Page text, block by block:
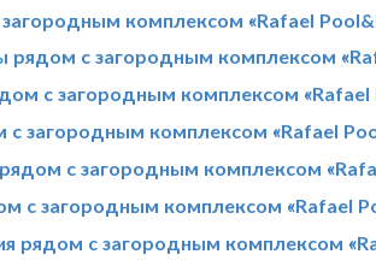
комплексом «Rafael
рядом с загородным комплексом
с загородным комплексом «Rafael
загородным комплексом «Rafael
с загородным комплексом
с загородным комплексом «Rafael
рядом с загородным комплексом